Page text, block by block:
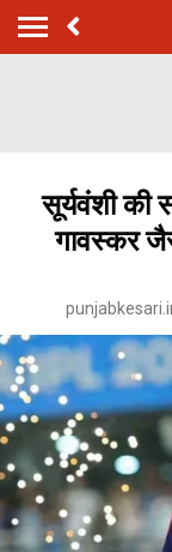
सूर्यवंशी
गावस्कर